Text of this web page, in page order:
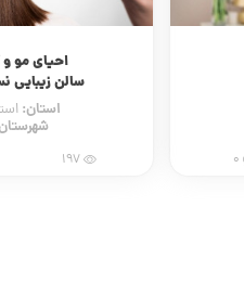
احیای مو و
سالن زیبایی
استان: